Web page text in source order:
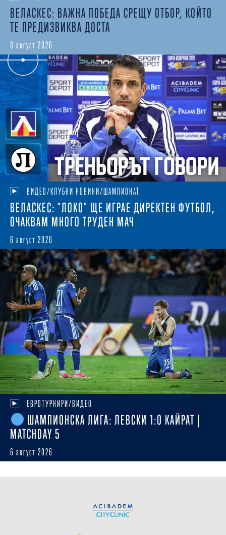
ВЕЛАСКЕС: ВАЖНА ПОБЕДА СРЕЩУ ОТБОР, КОЙТО
ТЕ ПРЕДИЗВИКВА ДОСТА
8 август 2026
ВИДЕО/КЛУБНИ НОВИНИ/ШАМПИОНАТ
ВЕЛАСКЕС: "ЛОКО" ЩЕ ИГРАЕ ДИРЕКТЕН ФУТБОЛ,
ОЧАКВАМ МНОГО ТРУДЕН МАЧ
6 август 2026
ЕВРОТУРНИРИ/ВИДЕО
ШАМПИОНСКА ЛИГА: ЛЕВСКИ 1:0 КАЙРАТ |
MATCHDAY 5
6 август 2026